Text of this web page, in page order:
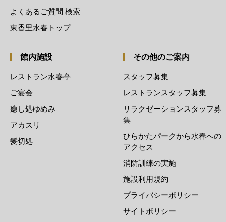
よくあるご質問 検索
東香里水春トップ
館内施設
レストラン水春亭
ご宴会
癒し処ゆめみ
アカスリ
髪切処
その他のご案内
スタッフ募集
レストランスタッフ募集
リラクゼーションスタッフ募
集
ひらかたパークから水春への
アクセス
消防訓練の実施
施設利用規約
プライバシーポリシー
サイトポリシー